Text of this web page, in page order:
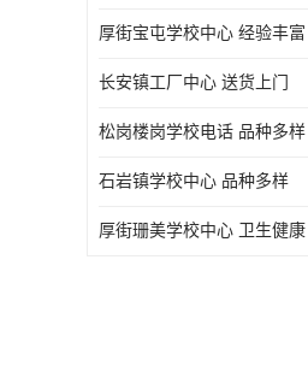
厚街宝屯学校中心 经验丰富
长安镇工厂中心 送货上门
松岗楼岗学校电话 品种多样
石岩镇学校中心 品种多样
厚街珊美学校中心 卫生健康